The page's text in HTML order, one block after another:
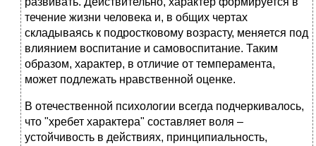
течение жизни человека и, в общих чертах
складываясь к подростковому возрасту, меняется под
влиянием воспитание и самовоспитание. Таким
образом, характер, в отличие от темперамента,
может подлежать нравственной оценке.
В отечественной психологии всегда подчеркивалось,
что "хребет характера" составляет воля –
устойчивость в действиях, принципиальность,